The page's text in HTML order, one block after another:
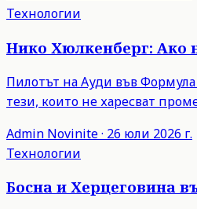
Технологии
Нико Хюлкенберг: Ако
Пилотът на Ауди във
тези, които не харесват
Admin Novinite· 26 юли 2026 г.
Технологии
Босна и Херцеговина